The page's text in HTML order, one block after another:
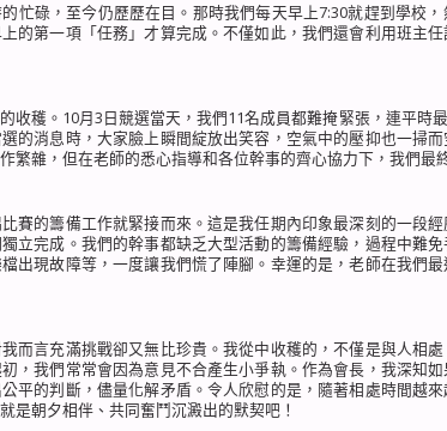
忙碌，至今仍歷歷在目。那時我們每天早上7:30就趕到學校
的第一項「任務」才算完成。不僅如此，我們還會利用班主
收穫。10月3日競選當天，我們11名成員都難掩緊張，連平時
的消息時，大家臉上瞬間綻放出笑容，空氣中的壓抑也一掃
繁雜，但在老師的悉心指導和各位幹事的齊心協力下，我們最
賽的籌備工作就緊接而來。這是我任期內印象最深刻的一段
立完成。我們的幹事都缺乏大型活動的籌備經驗，過程中難
出現故障等，一度讓我們慌了陣腳。幸運的是，老師在我們
而言充滿挑戰卻又無比珍貴。我從中收穫的，不僅是與人相
，我們常常會因為意見不合產生小爭執。作為會長，我深知
平的判斷，儘量化解矛盾。令人欣慰的是，隨著相處時間越
是朝夕相伴、共同奮鬥沉澱出的默契吧！